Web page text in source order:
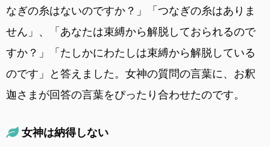
なぎの糸はないのですか？」「つなぎの糸はありま
せん」、「あなたは束縛から解脱しておられるので
すか？」「たしかにわたしは束縛から解脱している
のです」と答えました。女神の質問の言葉に、お釈
迦さまが回答の言葉をぴったり合わせたのです。
女神は納得しない